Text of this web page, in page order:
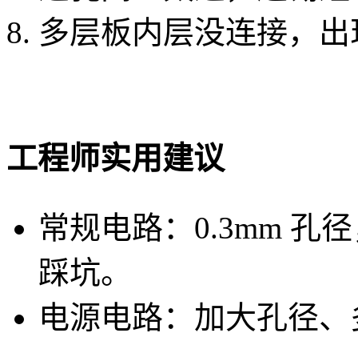
多层板内层没连接，出
工程师实用建议
常规电路：0.3mm 孔
踩坑。
电源电路：加大孔径